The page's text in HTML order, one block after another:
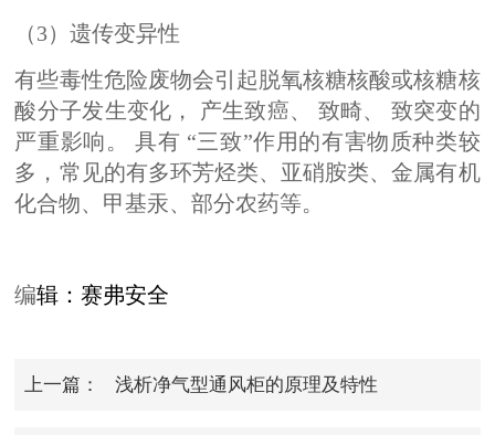
（3）遗传变异性
有些毒性危险废物会引起脱氧核糖核酸或核糖核
酸分子发生变化， 产生致癌、 致畸、 致突变的
严重影响。 具有 “三致”作用的有害物质种类较
多，常见的有多环芳烃类、亚硝胺类、金属有机
化合物、甲基汞、部分农药等。
编辑：赛弗安全
上一篇： 浅析净气型通风柜的原理及特性